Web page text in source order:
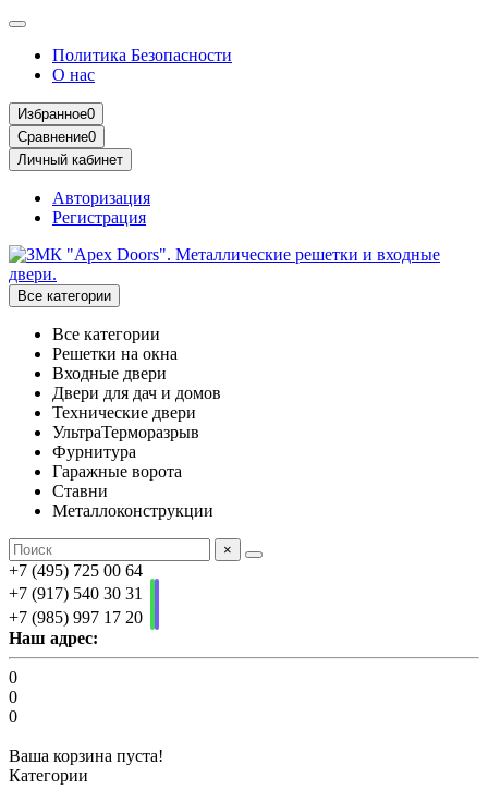
Политика Безопасности
О нас
Избранное0
Сравнение0
Личный кабинет
Авторизация
Регистрация
Все категории
Все категории
Решетки на окна
Входные двери
Двери для дач и домов
Технические двери
УльтраТерморазрыв
Фурнитура
Гаражные ворота
Ставни
Металлоконструкции
×
+7 (495) 725 00 64
+7 (917) 540 30 31
+7 (985) 997 17 20
Наш адрес:
0
0
0
Ваша корзина пуста!
Категории